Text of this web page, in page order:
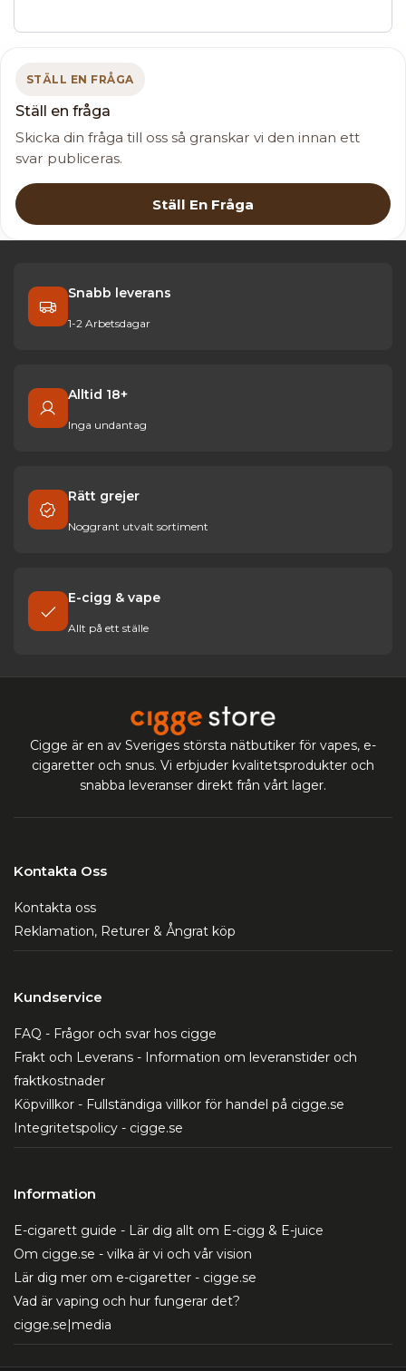
STÄLL EN FRÅGA
Ställ en fråga
Skicka din fråga till oss så granskar vi den innan ett
svar publiceras.
Ställ En Fråga
Snabb leverans
1-2 Arbetsdagar
Alltid 18+
Inga undantag
Rätt grejer
Noggrant utvalt sortiment
E-cigg & vape
Allt på ett ställe
Cigge är en av Sveriges största nätbutiker för vapes, e-
cigaretter och snus. Vi erbjuder kvalitetsprodukter och
snabba leveranser direkt från vårt lager.
Kontakta Oss
Kontakta oss
Reklamation, Returer & Ångrat köp
Kundservice
FAQ - Frågor och svar hos cigge
Frakt och Leverans - Information om leveranstider och
fraktkostnader
Köpvillkor - Fullständiga villkor för handel på cigge.se
Integritetspolicy - cigge.se
Information
E-cigarett guide - Lär dig allt om E-cigg & E-juice
Om cigge.se - vilka är vi och vår vision
Lär dig mer om e-cigaretter - cigge.se
Vad är vaping och hur fungerar det?
cigge.se|media